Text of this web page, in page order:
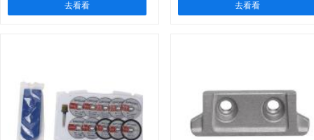
去看看
去看看